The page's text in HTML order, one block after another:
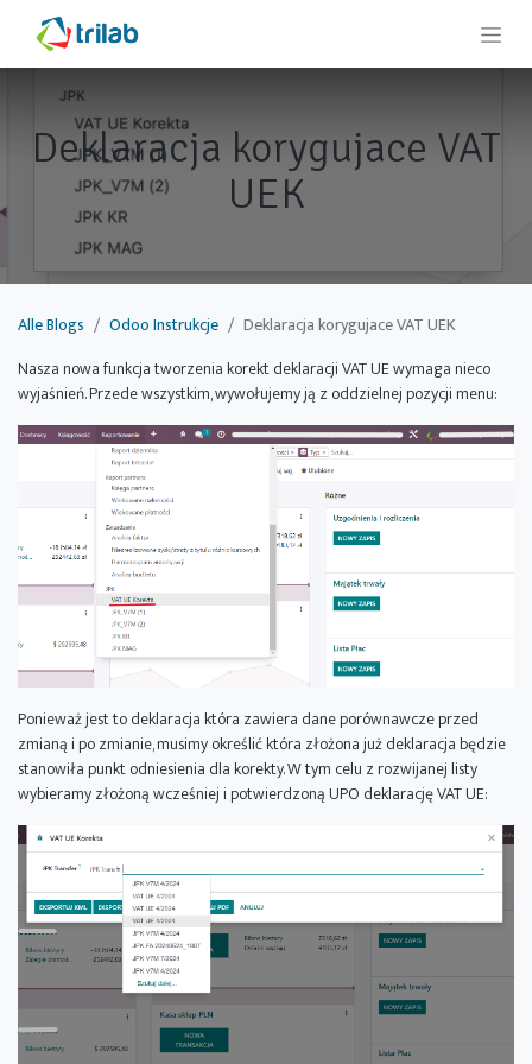
Deklaracja korygujace VAT
UEK
Alle Blogs Odoo Instrukcje
Deklaracja korygujace VAT UEK
Nasza nowa funkcja tworzenia korekt deklaracji VAT UE wymaga nieco
wyjaśnień. Przede wszystkim, wywołujemy ją z oddzielnej pozycji menu:
Ponieważ jest to deklaracja która zawiera dane porównawcze przed
zmianą i po zmianie, musimy określić która złożona już deklaracja będzie
stanowiła punkt odniesienia dla korekty. W tym celu z rozwijanej listy
wybieramy złożoną wcześniej i potwierdzoną UPO deklarację VAT UE: